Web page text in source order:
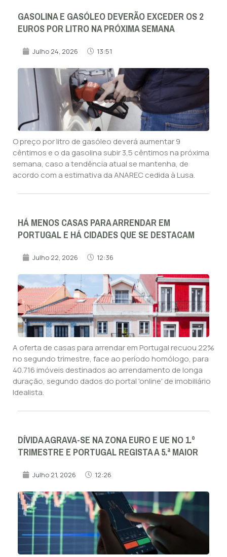
GASOLINA E GASÓLEO DEVERÃO EXCEDER OS 2
EUROS POR LITRO NA PRÓXIMA SEMANA
Julho 24, 2026 13:51
O preço por litro de gasóleo deverá aumentar 9
cêntimos e o da gasolina subir 3,5 cêntimos na próxima
semana, caso a tendência atual se mantenha, de
acordo com a estimativa da ANAREC cedida à Lusa.
HÁ MENOS CASAS PARA ARRENDAR EM
PORTUGAL E HÁ CIDADES QUE SE DESTACAM
Julho 22, 2026 12:36
A oferta de casas para arrendar em Portugal recuou 22%
no segundo trimestre, face ao período homólogo, para
40.716 imóveis destinados ao arrendamento de longa
duração, segundo dados do portal 'online' de imobiliário
Idealista.
DÍVIDA AGRAVA-SE NA ZONA EURO E UE NO 1.º
TRIMESTRE E PORTUGAL REGISTA A 5.ª MAIOR
Julho 21, 2026 12:26